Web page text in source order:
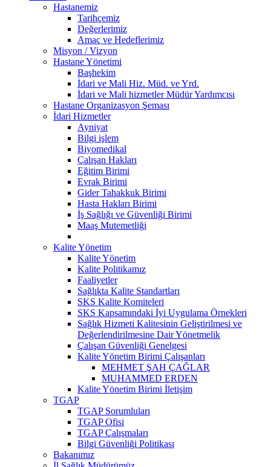
Hastanemiz
Tarihçemiz
Değerlerimiz
Amaç ve Hedeflerimiz
Misyon / Vizyon
Hastane Yönetimi
Başhekim
İdari ve Mali Hiz. Müd. ve Yrd.
İdari ve Mali hizmetler Müdür Yardımcısı
Hastane Organizasyon Şeması
İdari Hizmetler
Ayniyat
Bilgi işlem
Biyomedikal
Çalışan Hakları
Eğitim Birimi
Evrak Birimi
Gider Tahakkuk Birimi
Hasta Hakları Birimi
İş Sağlığı ve Güvenliği Birimi
Maaş Mutemetliği
Kalite Yönetim
Kalite Yönetim
Kalite Politikamız
Faaliyetler
Sağlıkta Kalite Standartları
SKS Kalite Komiteleri
SKS Kapsamındaki İyi Uygulama Örnekleri
Sağlık Hizmeti Kalitesinin Geliştirilmesi ve
Değerlendirilmesine Dair Yönetmelik
Çalışan Güvenliği Genelgesi
Kalite Yönetim Birimi Çalışanları
MEHMET ŞAH ÇAĞLAR
MUHAMMED ERDEN
Kalite Yönetim Birimi İletişim
TGAP
TGAP Sorumluları
TGAP Ofisi
TGAP Çalışmaları
Bilgi Güvenliği Politikası
Bakanımız